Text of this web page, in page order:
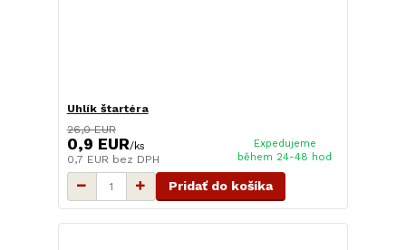
Uhlík štartéra
26,0 EUR
0,9 EUR/ks
0,7 EUR bez DPH
Expedujeme
během 24-48 hod
Pridať do košíka